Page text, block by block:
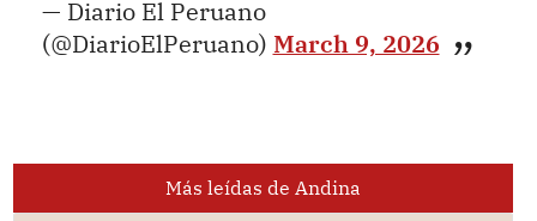
— Diario El Peruano
(@DiarioElPeruano) March 9, 2026
Más leídas de Andina